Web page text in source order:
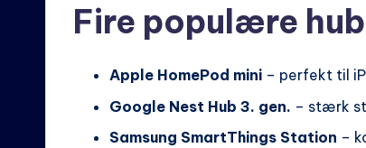
Fire populære
Apple HomePod mini – perfekt til
Google Nest Hub 3. gen. – stærk
Samsung SmartThings Station –